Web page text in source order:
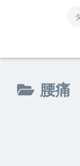
腰痛